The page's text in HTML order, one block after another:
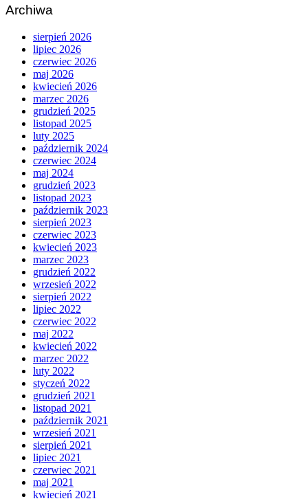
Archiwa
sierpień 2026
lipiec 2026
czerwiec 2026
maj 2026
kwiecień 2026
marzec 2026
grudzień 2025
listopad 2025
luty 2025
październik 2024
czerwiec 2024
maj 2024
grudzień 2023
listopad 2023
październik 2023
sierpień 2023
czerwiec 2023
kwiecień 2023
marzec 2023
grudzień 2022
wrzesień 2022
sierpień 2022
lipiec 2022
czerwiec 2022
maj 2022
kwiecień 2022
marzec 2022
luty 2022
styczeń 2022
grudzień 2021
listopad 2021
październik 2021
wrzesień 2021
sierpień 2021
lipiec 2021
czerwiec 2021
maj 2021
kwiecień 2021